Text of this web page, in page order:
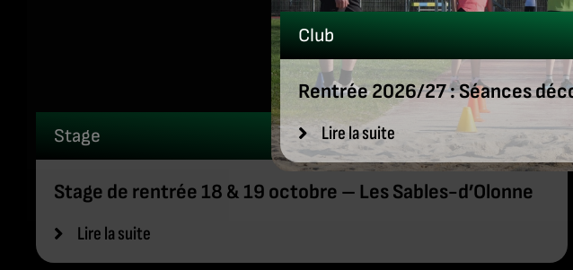
Stage
Stage de rentrée 18 & 19 octobre – Les Sables-d’Olonne
Lire la suite
Club
Rentrée 2026/27 : Séances
Lire la suite